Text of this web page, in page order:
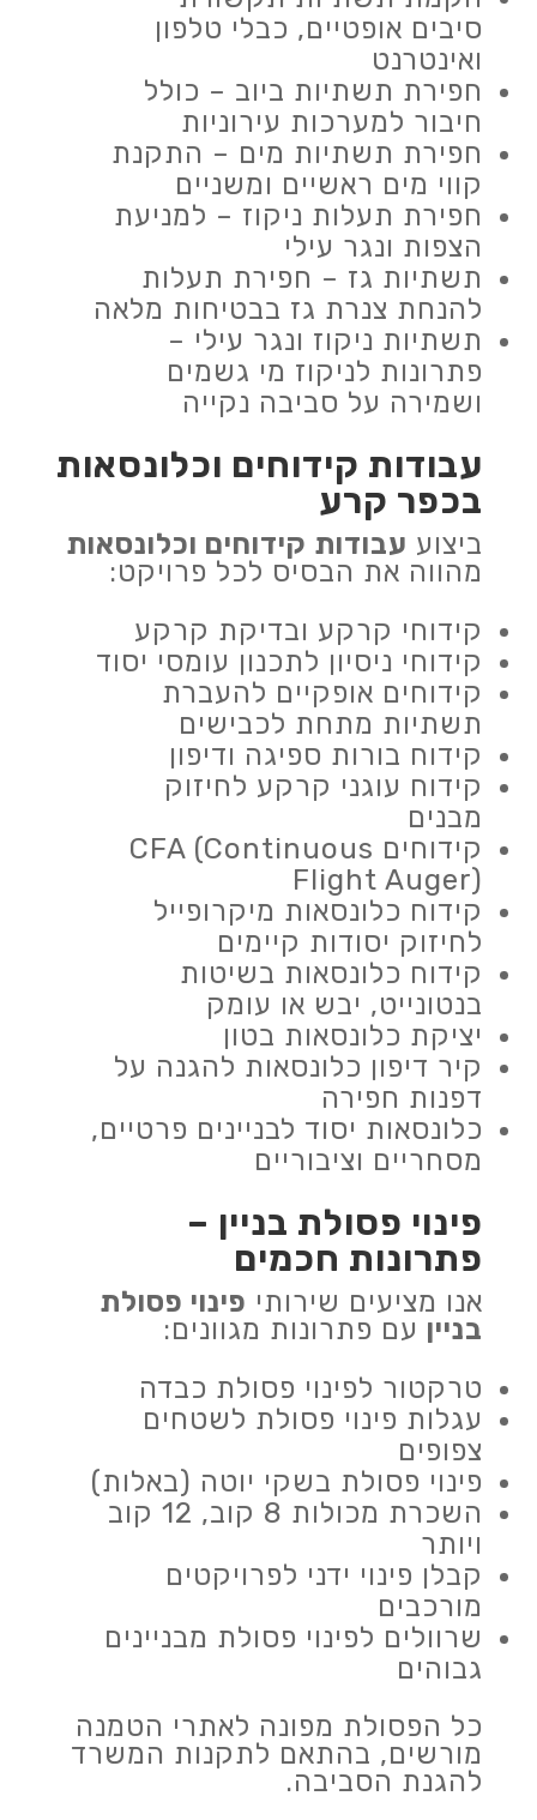
סיבים אופטיים, כבלי טלפון
ואינטרנט
חפירת תשתיות ביוב – כולל
חיבור למערכות עירוניות
חפירת תשתיות מים – התקנת
קווי מים ראשיים ומשניים
חפירת תעלות ניקוז – למניעת
הצפות ונגר עילי
תשתיות גז – חפירת תעלות
להנחת צנרת גז בבטיחות מלאה
תשתיות ניקוז ונגר עילי –
פתרונות לניקוז מי גשמים
ושמירה על סביבה נקייה
עבודות קידוחים וכלונסאות
בכפר קרע
ביצוע עבודות קידוחים וכלונסאות
מהווה את הבסיס לכל פרויקט:
קידוחי קרקע ובדיקת קרקע
קידוחי ניסיון לתכנון עומסי יסוד
קידוחים אופקיים להעברת
תשתיות מתחת לכבישים
קידוח בורות ספיגה ודיפון
קידוח עוגני קרקע לחיזוק
מבנים
קידוחים CFA (Continuous
Flight Auger)
קידוח כלונסאות מיקרופייל
לחיזוק יסודות קיימים
קידוח כלונסאות בשיטות
בנטונייט, יבש או עומק
יציקת כלונסאות בטון
קיר דיפון כלונסאות להגנה על
דפנות חפירה
כלונסאות יסוד לבניינים פרטיים,
מסחריים וציבוריים
פינוי פסולת בניין –
פתרונות חכמים
אנו מציעים שירותי פינוי פסולת
בניין עם פתרונות מגוונים:
טרקטור לפינוי פסולת כבדה
עגלות פינוי פסולת לשטחים
צפופים
פינוי פסולת בשקי יוטה (באלות)
השכרת מכולות 8 קוב, 12 קוב
ויותר
קבלן פינוי ידני לפרויקטים
מורכבים
שרוולים לפינוי פסולת מבניינים
גבוהים
כל הפסולת מפונה לאתרי הטמנה
מורשים, בהתאם לתקנות המשרד
להגנת הסביבה.